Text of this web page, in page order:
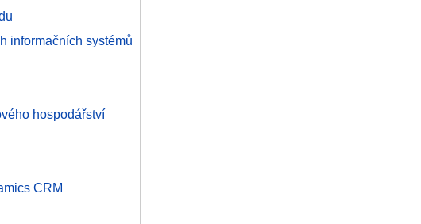
informačních systémů
hospodářství
CRM